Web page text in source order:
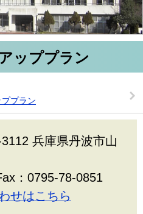
ッププラン
プラン
兵庫県丹波市山
：0795-78-0851
せはこちら